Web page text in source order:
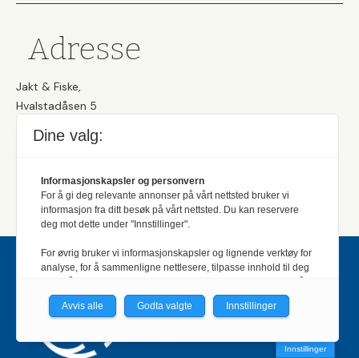
Adresse
Jakt & Fiske,
Hvalstadåsen 5
PB 94
Utgiver:Norges Jeger- og Fiskerforbund
Innstillinger
Dine valg:
Informasjonskapsler og personvern
For å gi deg relevante annonser på vårt nettsted bruker vi
informasjon fra ditt besøk på vårt nettsted. Du kan reservere
deg mot dette under "Innstillinger".
For øvrig bruker vi informasjonskapsler og lignende verktøy for
analyse, for å sammenligne nettlesere, tilpasse innhold til deg
personvernerklæring.
du få relevante annonser på nettstedene til medlemmene i
nettverket basert på informasjon fra dine besøk på tvers av
Avvis alle Godta valgte Innstillinger